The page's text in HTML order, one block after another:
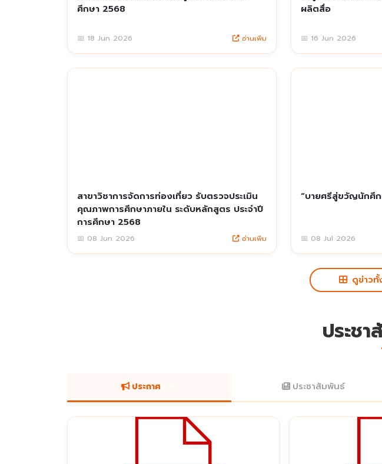
ศึกษา 2568
📅 18 Jun 2026 อ่านเพิ่ม
ผลิตสื่อ
📅 16 Jun 2026
สาขาวิชาการจัดการท่องเที่ยว รับตรวจประเมิน
คุณภาพการศึกษาภายใน ระดับหลักสูตร ประจำปี
การศึกษา 2568
📅 08 Jun 2026 อ่านเพิ่ม
“บายศรีสู่ขวัญนักศึ
📅 08 Jul 2026
ดูข่าวทั้
ประช
ประกาศ ประชาสัมพันธ์